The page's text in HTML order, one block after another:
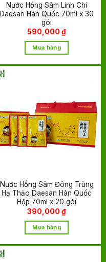
Nước Hồng Sâm Linh Chi
Daesan Hàn Quốc 70ml x 30
gói
590,000₫
Mua hàng
Nước Hồng Sâm Đông Trùng
Hạ Thảo Daesan Hàn Quốc
Hộp 70ml x 20 gói
390,000₫
Mua hàng